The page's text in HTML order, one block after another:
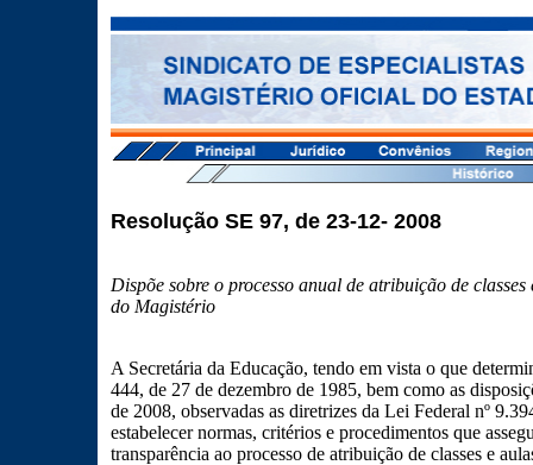
Resolução SE 97, de 23-12- 2008
Dispõe sobre o processo anual de atribuição de
do Magistério
A Secretária da Educação, tendo em vista o que
444, de 27 de dezembro de 1985, bem como as
de 2008, observadas as diretrizes da Lei Federal nº
estabelecer normas, critérios e procedimentos que
transparência ao processo de atribuição de classes e